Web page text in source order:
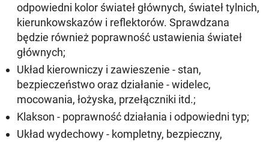
odpowiedni kolor świateł głównych, świateł tylnich,
kierunkowskazów i reflektorów. Sprawdzana
będzie również poprawność ustawienia świateł
głównych;
Układ kierowniczy i zawieszenie - stan,
bezpieczeństwo oraz działanie - widelec,
mocowania, łożyska, przełączniki itd.;
Klakson - poprawność działania i odpowiedni typ;
Układ wydechowy - kompletny, bezpieczny,